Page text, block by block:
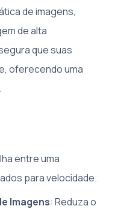
de imagens,
de alta
que suas
oferecendo uma
entre uma
para velocidade.
Imagens: Reduza o